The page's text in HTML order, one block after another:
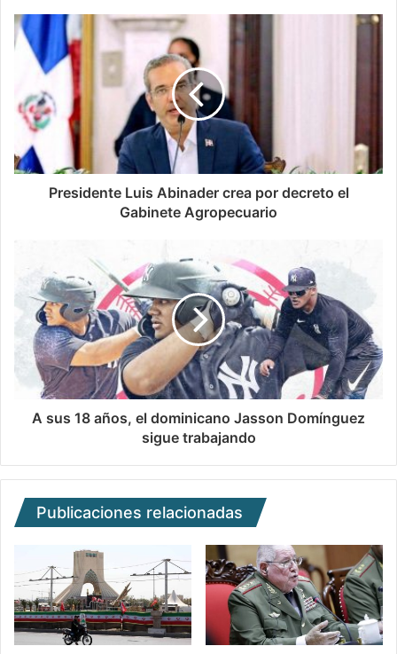
Presidente Luis Abinader crea por decreto el
Gabinete Agropecuario
A sus 18 años, el dominicano Jasson Domínguez
sigue trabajando
Publicaciones relacionadas